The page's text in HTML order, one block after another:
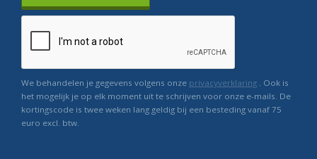
We behandelen je gegevens volgens onze privacyverklaring . Ook is
het mogelijk je op elk moment uit te schrijven voor onze e-mails. De
kortingscode is twee weken lang geldig bij een besteding vanaf 75
euro excl. btw.